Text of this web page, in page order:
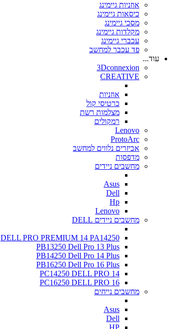
אוזניות גיימינג
כיסאות גיימינג
מסכי גיימינג
מקלדות גיימינג
עכברי גיימינג
פד עכבר למחשב
עוד...
3Dconnexion
CREATIVE
אוזניות
כרטיסי קול
מצלמות רשת
רמקולים
Lenovo
ProtoArc
אביזרים נלווים למחשב
מדפסות
מחשבים ניידים
Asus
Dell
Hp
Lenovo
מחשבים ניידים DELL
DELL PRO PREMIUM 14 PA14250
PB13250 Dell Pro 13 Plus
PB14250 Dell Pro 14 Plus
PB16250 Dell Pro 16 Plus
PC14250 DELL PRO 14
PC16250 DELL PRO 16
מחשבים נייחים
Asus
Dell
HP